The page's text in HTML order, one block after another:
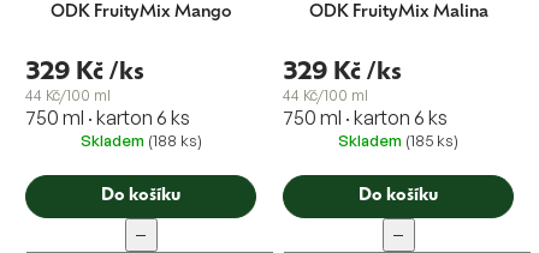
ODK FruityMix Mango
329 Kč /ks
44 Kč/100 ml
750 ml · karton 6 ks
Skladem (188 ks)
Do košíku
−
ODK FruityMix Malina
329 Kč /ks
44 Kč/100 ml
750 ml · karton 6 ks
Skladem (185 ks)
Do košíku
−